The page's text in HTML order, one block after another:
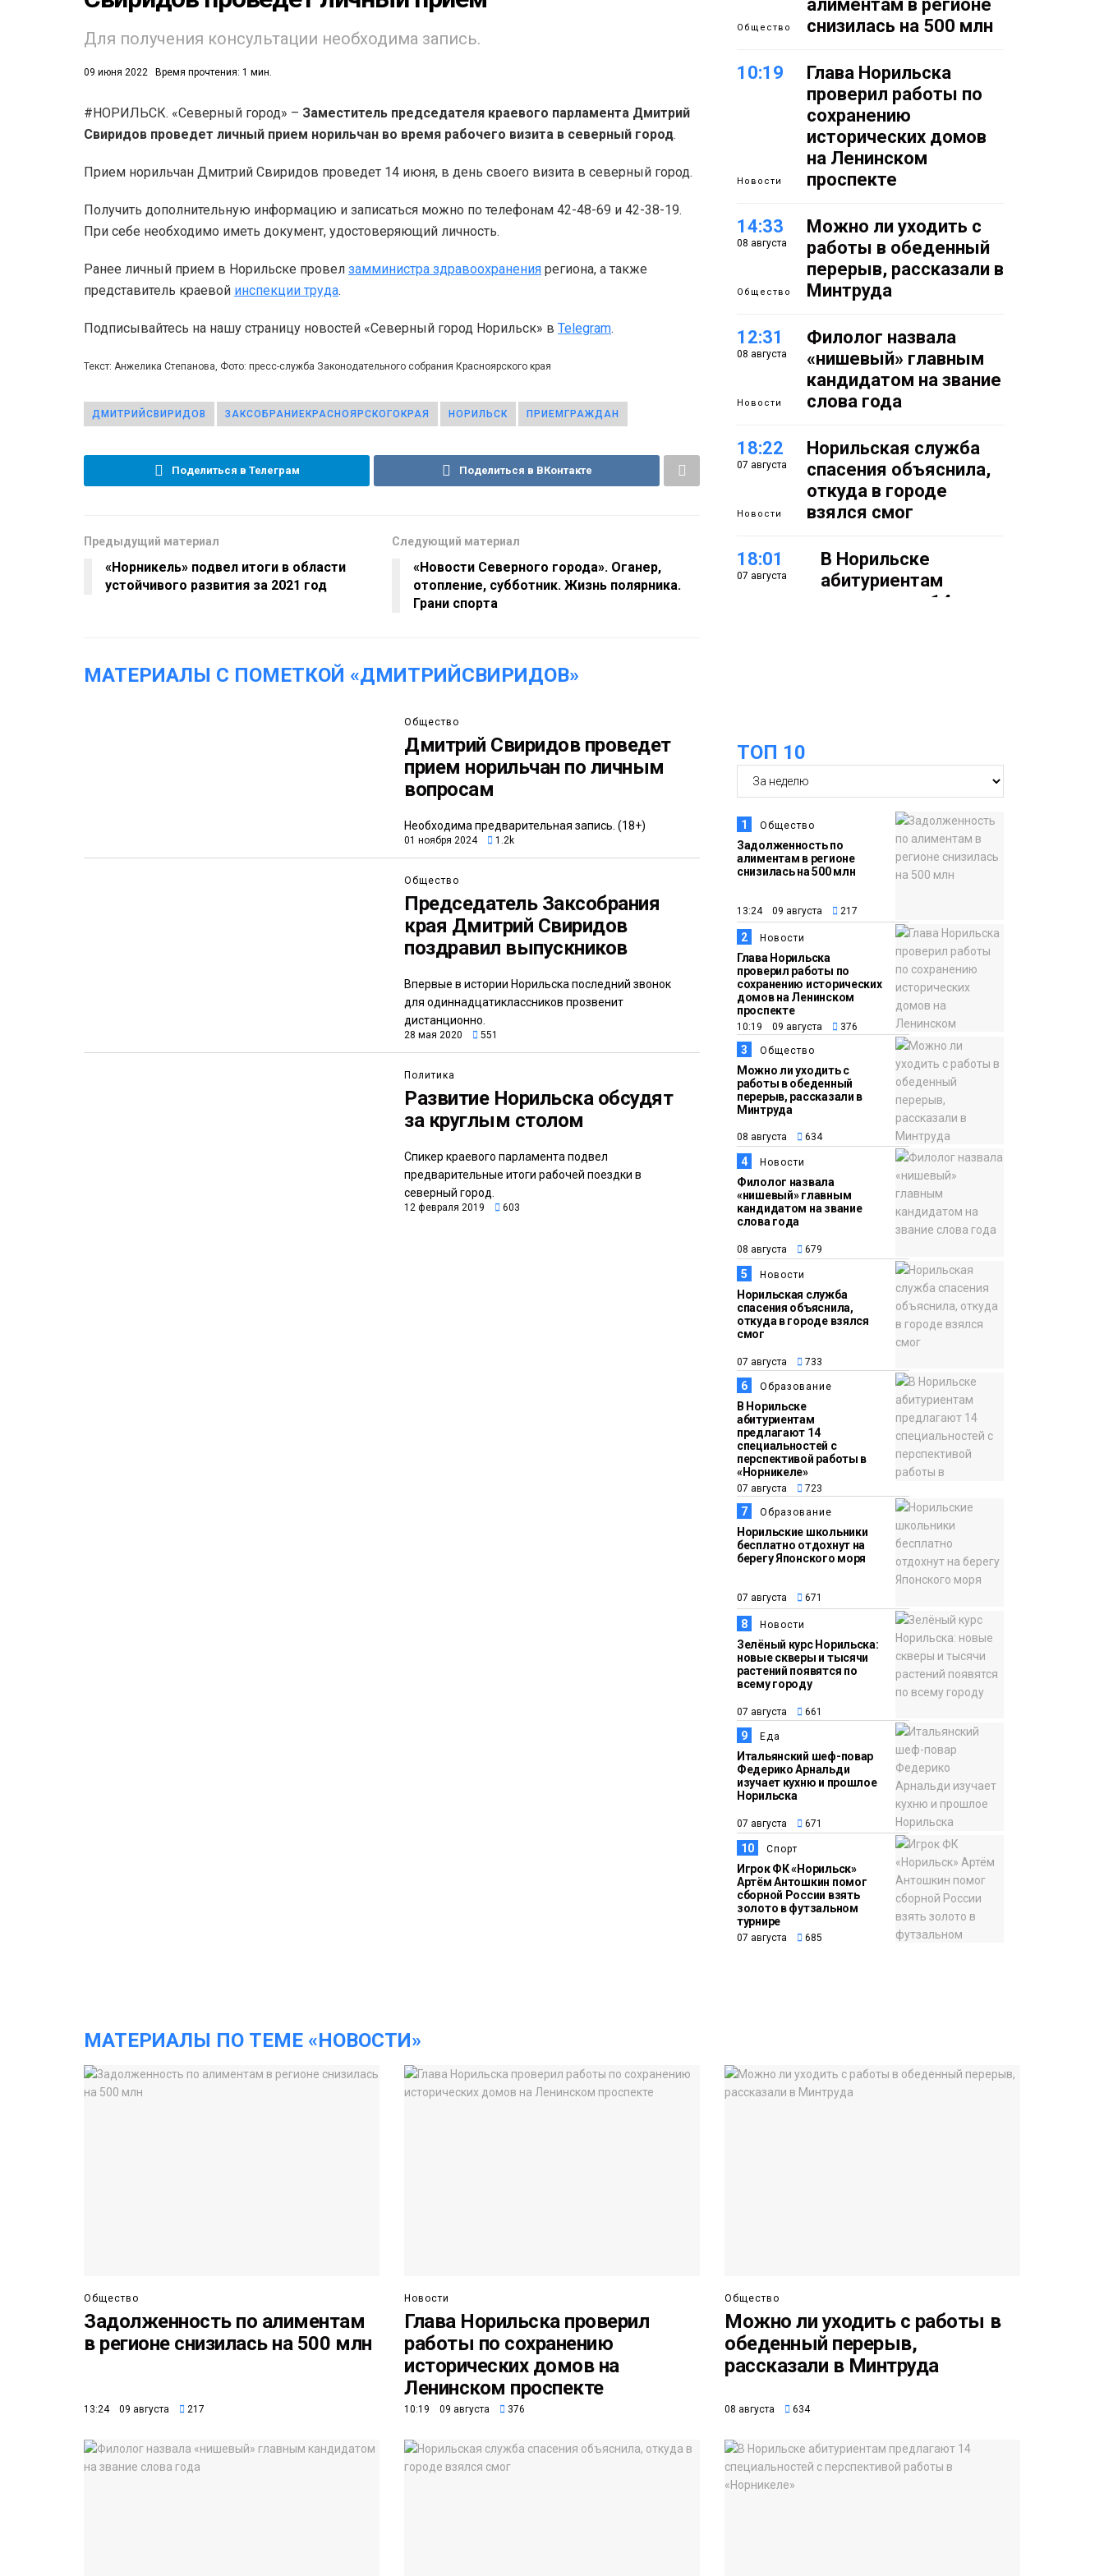
Для получения консультации необходима запись.
09 июня 2022 Время прочтения: 1 мин.
#НОРИЛЬСК. «Северный город» – Заместитель председателя краевого парламента Дмитрий
Свиридов проведет личный прием норильчан во время рабочего визита в северный город.
Прием норильчан Дмитрий Свиридов проведет 14 июня, в день своего визита в северный город.
Получить дополнительную информацию и записаться можно по телефонам 42-48-69 и 42-38-19.
При себе необходимо иметь документ, удостоверяющий личность.
Ранее личный прием в Норильске провел замминистра здравоохранения региона, а также
представитель краевой инспекции труда.
Подписывайтесь на нашу страницу новостей «Северный город Норильск» в Telegram.
Текст: Анжелика Степанова, Фото: пресс-служба Законодательного собрания Красноярского края
ДМИТРИЙСВИРИДОВ ЗАКСОБРАНИЕКРАСНОЯРСКОГОКРАЯ НОРИЛЬСК ПРИЕМГРАЖДАН
Поделиться в Телеграм Поделиться в ВКонтакте
Предыдущий материал
«Норникель» подвел итоги в области
устойчивого развития за 2021 год
Следующий материал
«Новости Северного города». Оганер,
отопление, субботник. Жизнь полярника.
Грани спорта
МАТЕРИАЛЫ С ПОМЕТКОЙ «ДМИТРИЙСВИРИДОВ»
Общество
Дмитрий Свиридов проведет
прием норильчан по личным
вопросам
Необходима предварительная запись. (18+)
01 ноября 2024 1.2k
Общество
Председатель Заксобрания
края Дмитрий Свиридов
поздравил выпускников
Впервые в истории Норильска последний звонок
для одиннадцатиклассников прозвенит
дистанционно.
28 мая 2020 551
Политика
Развитие Норильска обсудят
за круглым столом
Спикер краевого парламента подвел
предварительные итоги рабочей поездки в
северный город.
12 февраля 2019 603
Общество
алиментам в регионе
снизилась на 500 млн
10:19
Новости
Глава Норильска
проверил работы по
сохранению
исторических домов
на Ленинском
проспекте
14:33
08 августа
Общество
Можно ли уходить с
работы в обеденный
перерыв, рассказали в
Минтруда
12:31
08 августа
Новости
Филолог назвала
«нишевый» главным
кандидатом на звание
слова года
18:22
07 августа
Новости
Норильская служба
спасения объяснила,
откуда в городе
взялся смог
18:01
07 августа
В Норильске
абитуриентам
предлагают 14
07 августа
Образование
бесплатно отдохнут
на берегу Японского
16:41
Новости
Зелёный курс
скверы и тысячи
растений появятся по
всему городу
15:56
07 августа
Еда
Итальянский шеф-
повар Федерико
Арнальди изучает
кухню и прошлое
Норильска
15:11
07 августа
Спорт
Игрок ФК «Норильск»
Артём Антошкин
помог сборной России
взять золото в
футзальном турнире
ТОП 10
1 Общество
Задолженность по
алиментам в регионе
снизилась на 500 млн
13:24 09 августа 217
2 Новости
Глава Норильска
проверил работы по
сохранению исторических
домов на Ленинском
проспекте
10:19 09 августа 376
3 Общество
Можно ли уходить с
работы в обеденный
перерыв, рассказали в
Минтруда
08 августа 634
4 Новости
Филолог назвала
«нишевый» главным
кандидатом на звание
слова года
08 августа 679
5 Новости
Норильская служба
спасения объяснила,
откуда в городе взялся
смог
07 августа 733
6 Образование
В Норильске
абитуриентам
предлагают 14
специальностей с
перспективой работы в
«Норникеле»
07 августа 723
7 Образование
Норильские школьники
бесплатно отдохнут на
берегу Японского моря
07 августа 671
8 Новости
Зелёный курс Норильска:
новые скверы и тысячи
растений появятся по
всему городу
07 августа 661
9 Еда
Итальянский шеф-повар
Федерико Арнальди
изучает кухню и прошлое
Норильска
07 августа 671
10 Спорт
Игрок ФК «Норильск»
Артём Антошкин помог
сборной России взять
золото в футзальном
турнире
07 августа 685
МАТЕРИАЛЫ ПО ТЕМЕ «НОВОСТИ»
Общество
Задолженность по алиментам
в регионе снизилась на 500 млн
13:24 09 августа 217
Новости
Глава Норильска проверил
работы по сохранению
исторических домов на
Ленинском проспекте
10:19 09 августа 376
Общество
Можно ли уходить с работы в
обеденный перерыв,
рассказали в Минтруда
08 августа 634